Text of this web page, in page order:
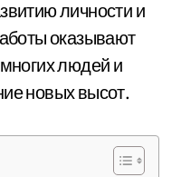
личности и
оказывают
людей и
новых высот.